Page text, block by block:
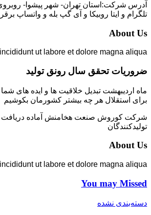
تلگرام و ایتا روبیکا و آی گپ بله و واتساپ
About Us
ut labore et dolore magna aliqua.
ضروریات تحقق سال رونق تولید
ماه اردیبهشت تبدیل خلاقیت ها و ایده های
برای استقلال هر چه بیشتر کشورمان بکوشیم
شرکت کوروش صنعت هخامنش آماده دریافت
تولیدکنندگان
About Us
ut labore et dolore magna aliqua.
You may Missed
دسته‌بندی نشده